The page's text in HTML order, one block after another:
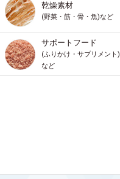
乾燥素材
(野菜・筋・骨・魚)など
サポートフード
(ふりかけ・サプリメント)
など